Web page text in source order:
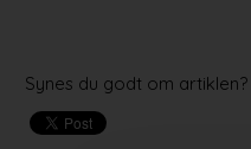
Synes du godt om